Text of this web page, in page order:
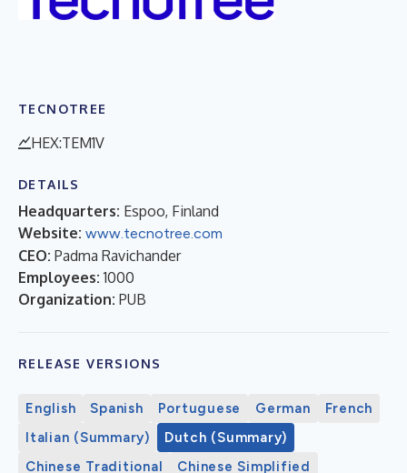
TECNOTREE
HEX:TEM1V
DETAILS
Headquarters: Espoo, Finland
Website: www.tecnotree.com
CEO: Padma Ravichander
Employees: 1000
Organization: PUB
RELEASE VERSIONS
English Spanish Portuguese German
French
Italian (Summary)
Dutch (Summary)
Chinese Traditional
Chinese Simplified